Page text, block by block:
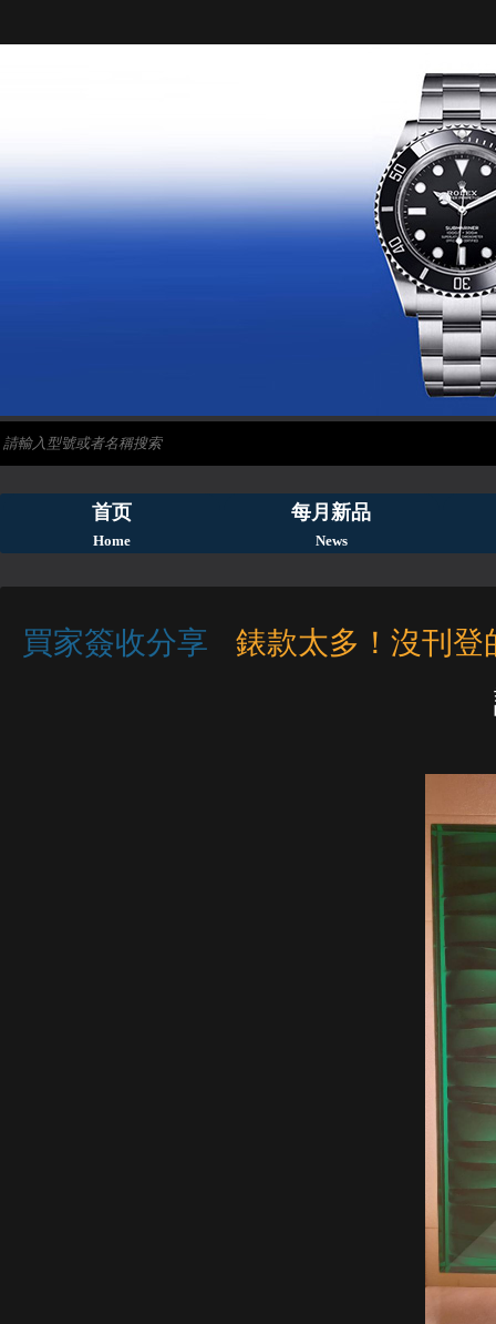
首页
Home
每月新品
News
買家簽收分享
錶款太多！沒刊登